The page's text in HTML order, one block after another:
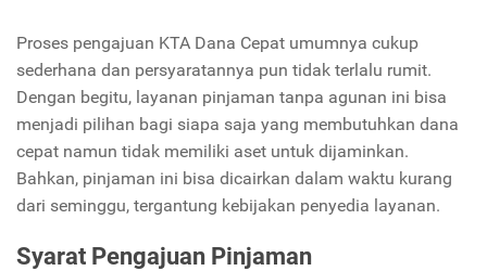
Proses pengajuan KTA Dana Cepat umumnya cukup
sederhana dan persyaratannya pun tidak terlalu rumit.
Dengan begitu, layanan pinjaman tanpa agunan ini bisa
menjadi pilihan bagi siapa saja yang membutuhkan dana
cepat namun tidak memiliki aset untuk dijaminkan.
Bahkan, pinjaman ini bisa dicairkan dalam waktu kurang
dari seminggu, tergantung kebijakan penyedia layanan.
Syarat Pengajuan Pinjaman